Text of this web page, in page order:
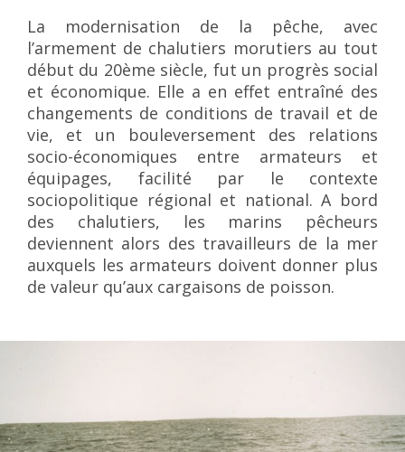
La modernisation de la pêche, avec
l’armement de chalutiers morutiers au tout
début du 20ème siècle, fut un progrès social
et économique. Elle a en effet entraîné des
changements de conditions de travail et de
vie, et un bouleversement des relations
socio-économiques entre armateurs et
équipages, facilité par le contexte
sociopolitique régional et national. A bord
des chalutiers, les marins pêcheurs
deviennent alors des travailleurs de la mer
auxquels les armateurs doivent donner plus
de valeur qu’aux cargaisons de poisson.